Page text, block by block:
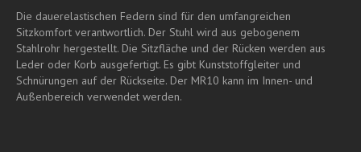
Die dauerelastischen Federn sind für den umfangreichen
Sitzkomfort verantwortlich. Der Stuhl wird aus gebogenem
Stahlrohr hergestellt. Die Sitzfläche und der Rücken werden aus
Leder oder Korb ausgefertigt. Es gibt Kunststoffgleiter und
Schnürungen auf der Rückseite. Der MR10 kann im Innen- und
Außenbereich verwendet werden.